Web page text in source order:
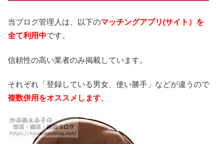
当ブログ管理人は、以下のマッチングアプリ(サイト）を
全て利用中です。
信頼性の高い業者のみ掲載しています。
それぞれ「登録している男女、使い勝手」などが違うので
複数併用をオススメします。